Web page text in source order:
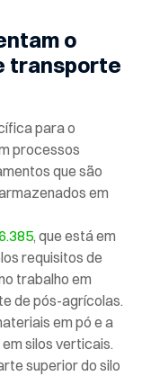
o
transporte
para o
processos
que são
em
, que está em
requisitos de
trabalho em
de pós-agrícolas.
em pó e a
silos verticais.
superior do silo